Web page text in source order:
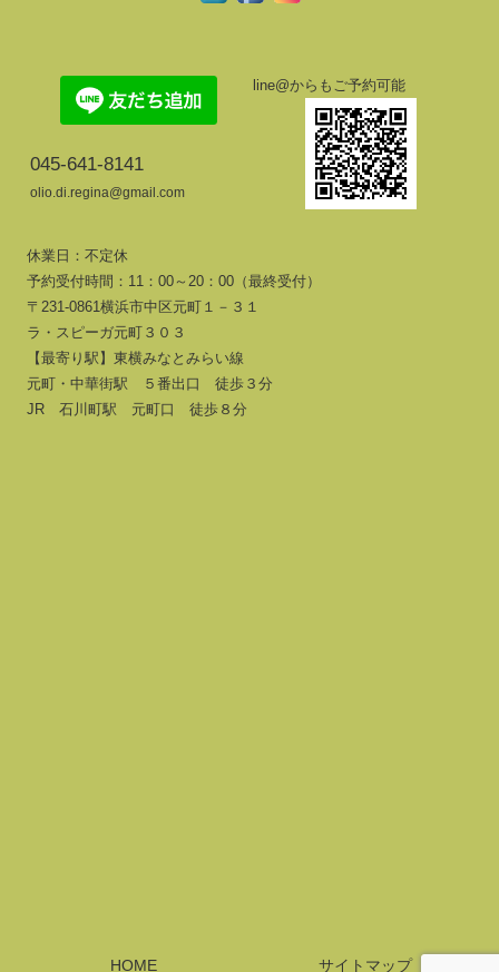
045-641-8141
olio.di.regina@gmail.com
line@からもご予約可能
休業日：不定休
予約受付時間：11：00～20：00（最終受付）
〒231-0861横浜市中区元町１－３１
ラ・スピーガ元町３０３
【最寄り駅】東横みなとみらい線
元町・中華街駅 ５番出口 徒歩３分
JR 石川町駅 元町口 徒歩８分
HOME サイトマップ